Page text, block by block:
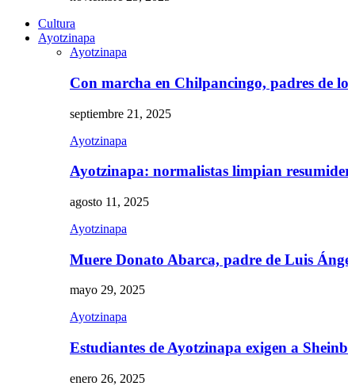
Cultura
Ayotzinapa
Ayotzinapa
Con marcha en Chilpancingo, padres de
septiembre 21, 2025
Ayotzinapa
Ayotzinapa: normalistas limpian
agosto 11, 2025
Ayotzinapa
Muere Donato Abarca, padre de Luis
mayo 29, 2025
Ayotzinapa
Estudiantes de Ayotzinapa exigen a
enero 26, 2025